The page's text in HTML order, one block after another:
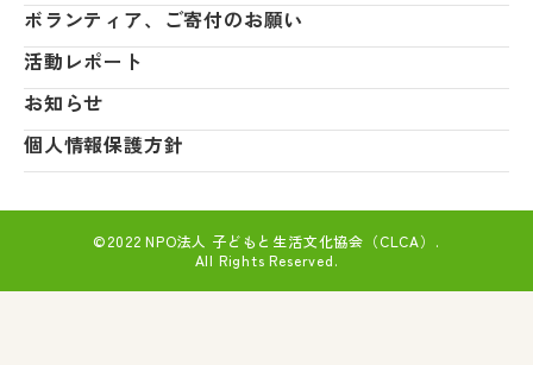
ボランティア、ご寄付のお願い
活動レポート
お知らせ
個人情報保護方針
©2022 NPO法人 子どもと生活文化協会（CLCA）.
All Rights Reserved.